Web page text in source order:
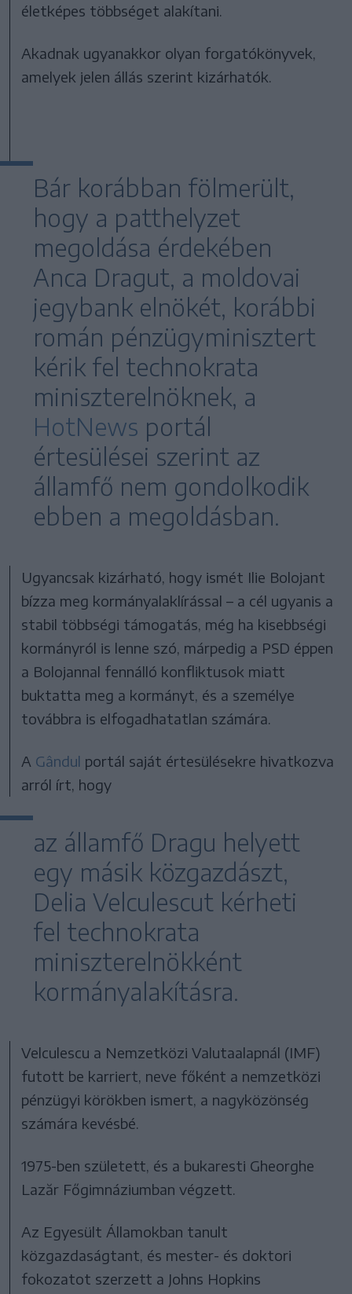
életképes többséget alakítani.
Akadnak ugyanakkor olyan forgatókönyvek,
amelyek jelen állás szerint kizárhatók.
Bár korábban fölmerült,
hogy a patthelyzet
megoldása érdekében
Anca Dragut, a moldovai
jegybank elnökét, korábbi
román pénzügyminisztert
kérik fel technokrata
miniszterelnöknek, a
HotNews portál
értesülései szerint az
államfő nem gondolkodik
ebben a megoldásban.
Ugyancsak kizárható, hogy ismét Ilie Bolojant
bízza meg kormányalaklírással – a cél ugyanis a
stabil többségi támogatás, még ha kisebbségi
kormányról is lenne szó, márpedig a PSD éppen
a Bolojannal fennálló konfliktusok miatt
buktatta meg a kormányt, és a személye
továbbra is elfogadhatatlan számára.
A Gândul portál saját értesülésekre hivatkozva
arról írt, hogy
az államfő Dragu helyett
egy másik közgazdászt,
Delia Velculescut kérheti
fel technokrata
miniszterelnökként
kormányalakításra.
Velculescu a Nemzetközi Valutaalapnál (IMF)
futott be karriert, neve főként a nemzetközi
pénzügyi körökben ismert, a nagyközönség
számára kevésbé.
1975-ben született, és a bukaresti Gheorghe
Lazăr Főgimnáziumban végzett.
Az Egyesült Államokban tanult
közgazdaságtant, és mester- és doktori
fokozatot szerzett a Johns Hopkins